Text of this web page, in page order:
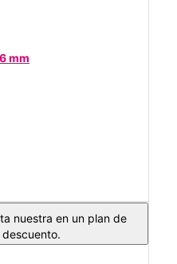
mm
nuestra en un plan de